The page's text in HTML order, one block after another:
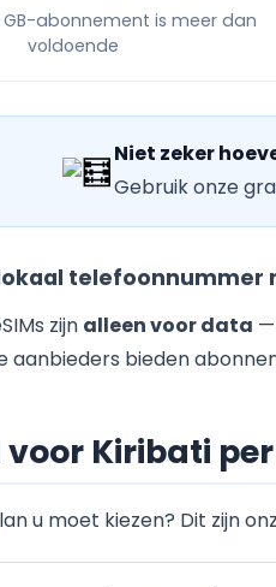
-abonnement is meer dan
voldoende
Niet zeker
Gebruik onze
telefoonnummer
zijn alleen voor data —
aanbieders bieden
voor Kiribati
u moet kiezen? Dit zijn